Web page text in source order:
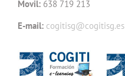
Movil: 638 719 213
E-mail: cogitisg@cogitisg.es